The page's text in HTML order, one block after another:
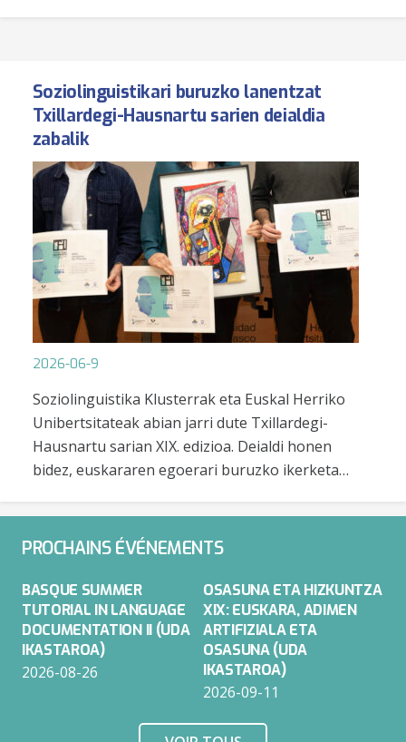
Soziolinguistikari buruzko lanentzat
Txillardegi-Hausnartu sarien deialdia
zabalik
2026-06-9
Soziolinguistika Klusterrak eta Euskal Herriko
Unibertsitateak abian jarri dute Txillardegi-
Hausnartu sarian XIX. edizioa. Deialdi honen
bidez, euskararen egoerari buruzko ikerketa…
PROCHAINS ÉVÉNEMENTS
BASQUE SUMMER
TUTORIAL IN LANGUAGE
DOCUMENTATION II (UDA
IKASTAROA)
2026-08-26
OSASUNA ETA HIZKUNTZA
XIX: EUSKARA, ADIMEN
ARTIFIZIALA ETA
OSASUNA (UDA
IKASTAROA)
2026-09-11